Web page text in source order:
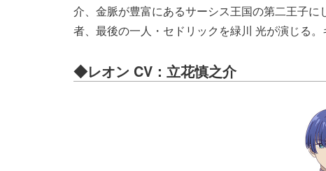
介、金脈が豊富にあるサーシス王国の第二王子
者、最後の一人・セドリックを緑川 光が演じる
◆レオン CV：立花慎之介